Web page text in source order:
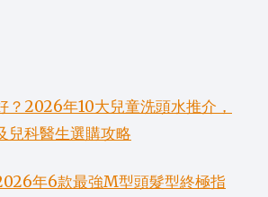
？2026年10大兒童洗頭水推介，
兒科醫生選購攻略
年6款最強M型頭髮型終極指